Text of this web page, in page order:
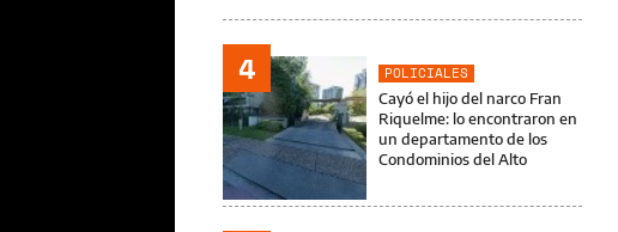
4
POLICIALES
Cayó el hijo del narco Fran
Riquelme: lo encontraron en
un departamento de los
Condominios del Alto